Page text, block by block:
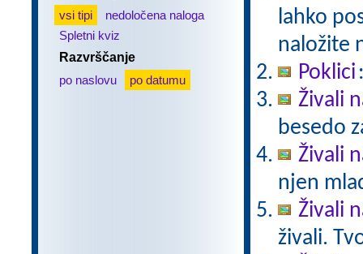
vsi tipi
nedoločena naloga
Spletni kviz
Razvrščanje
po naslovu
po datumu
lahko
naložite
Poklici
Živali
besedo
Živali
njen
Živali
živali.